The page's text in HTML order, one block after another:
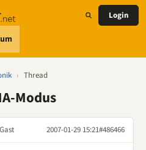
Login
› Thread
Modus
Gast 2007-01-29 15:21#486466